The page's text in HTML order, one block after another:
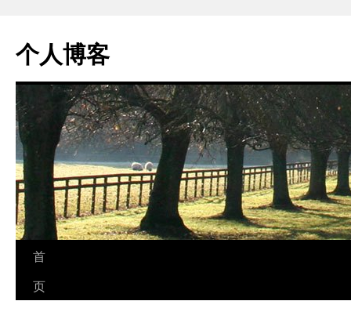
个人博客
跳
至
首
页